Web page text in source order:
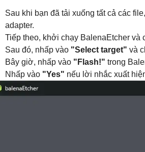
Sau khi bạn đã tải xuống tất cả các
adapter.
Tiếp theo, khởi chạy BalenaEtcher và
Sau đó, nhấp vào "Select target" và
Bây giờ, nhấp vào "Flash!" trong
Nhấp vào "Yes" nếu lời nhắc xuất